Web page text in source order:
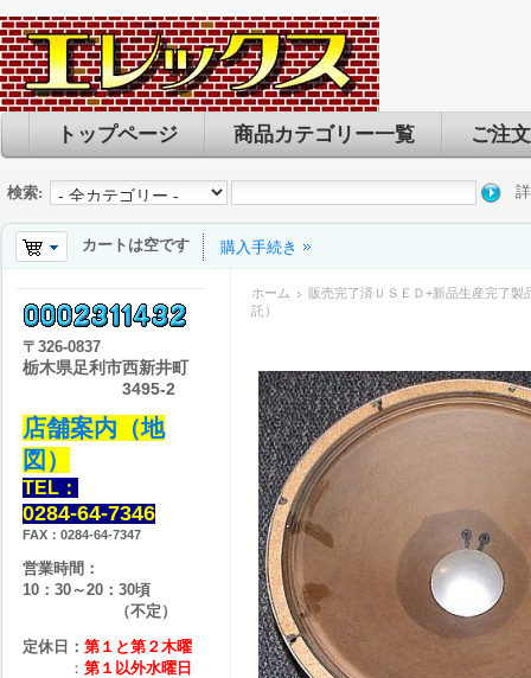
トップページ 商品カテゴリー一覧 ご注
検索:
カートは空です 購入手続き
ホーム
販売完了済ＵＳＥＤ+新品生産完了製
託）
〒 326-0837
栃木県足利市西新井町
3495-2
店舗案内（地
図）
TEL：
0284-64-7346
FAX：0284-64-7347
営業時間：
10：30～20：30頃
（不定）
定休日： 第１と第２木曜
： 第１以外水曜日